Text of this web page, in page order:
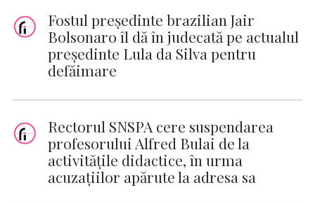
Fostul preşedinte brazilian Jair
Bolsonaro îl dă în judecată pe actualul
preşedinte Lula da Silva pentru
defăimare
Rectorul SNSPA cere suspendarea
profesorului Alfred Bulai de la
activităţile didactice, în urma
acuzaţiilor apărute la adresa sa